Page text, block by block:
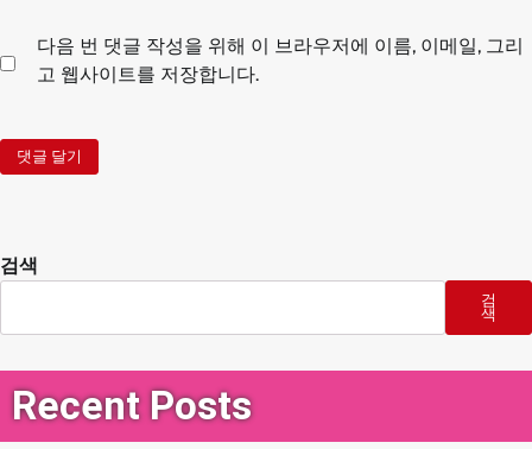
다음 번 댓글 작성을 위해 이 브라우저에 이름, 이메일, 그리
고 웹사이트를 저장합니다.
검색
검
색
Recent Posts